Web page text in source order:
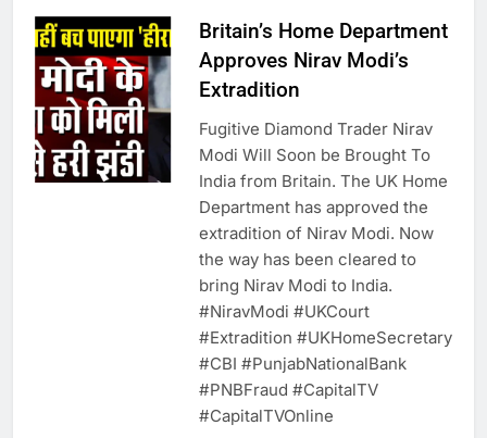
Britain’s Home Department
Approves Nirav Modi’s
Extradition
Fugitive Diamond Trader Nirav
Modi Will Soon be Brought To
India from Britain. The UK Home
Department has approved the
extradition of Nirav Modi. Now
the way has been cleared to
bring Nirav Modi to India.
#NiravModi​ #UKCourt​
#Extradition​ #UKHomeSecretary​
#CBI​ #PunjabNationalBank​
#PNBFraud​ #CapitalTV​
#CapitalTVOnline
7
गाजा युद्धविराम को लेकर बड़ी खबरें
चुनाव से पहले लालू परिवार पर बड़ा झटका,
दिल्ली कोर्ट ने IRCTC घोटाले में आरोप
तय किए
SRN अस्पताल का नाम अमर शहीद ठाकुर
रोशन सिंह के नाम पर करने की मांग तेज